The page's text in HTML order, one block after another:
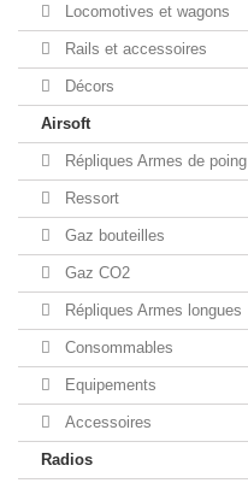
Locomotives et wagons
Rails et accessoires
Décors
Airsoft
Répliques Armes de poing
Ressort
Gaz bouteilles
Gaz CO2
Répliques Armes longues
Consommables
Equipements
Accessoires
Radios